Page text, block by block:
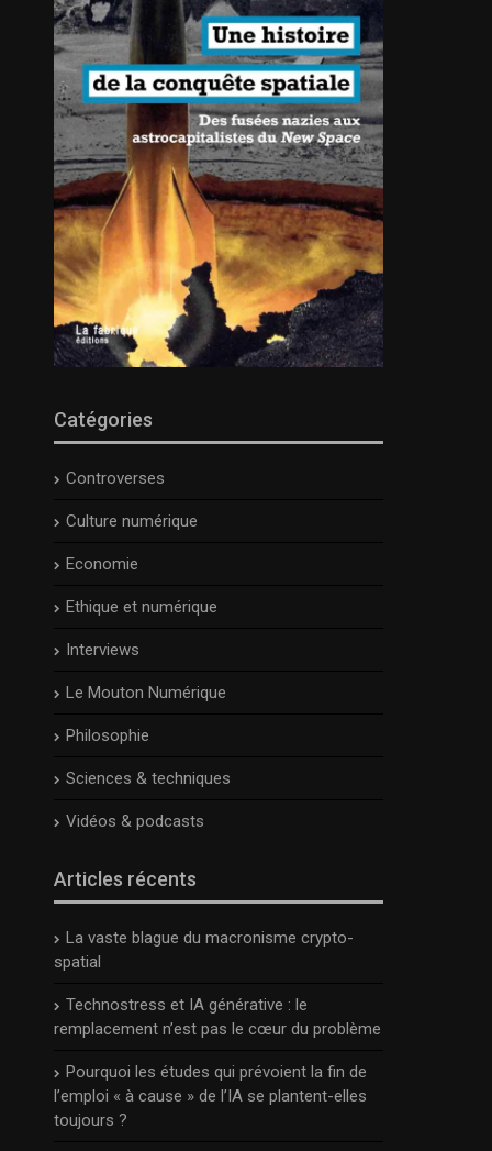
Catégories
Controverses
Culture numérique
Economie
Ethique et numérique
Interviews
Le Mouton Numérique
Philosophie
Sciences & techniques
Vidéos & podcasts
Articles récents
La vaste blague du macronisme crypto-
spatial
Technostress et IA générative : le
remplacement n’est pas le cœur du problème
Pourquoi les études qui prévoient la fin de
l’emploi « à cause » de l’IA se plantent-elles
toujours ?